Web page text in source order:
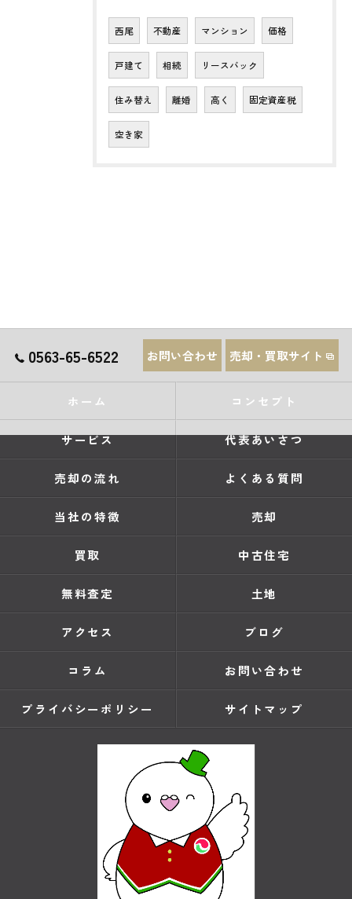
西尾 不動産 マンション 価格
戸建て 相続 リースバック
住み替え 離婚 高く 固定資産税
空き家
0563-65-6522 お問い合わせ 売却・買取サイト
ホーム コンセプト
サービス 代表あいさつ
売却の流れ よくある質問
当社の特徴 売却
買取 中古住宅
無料査定 土地
アクセス ブログ
コラム お問い合わせ
プライバシーポリシー サイトマップ